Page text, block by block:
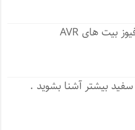
بیشتر آشنا بشوید .